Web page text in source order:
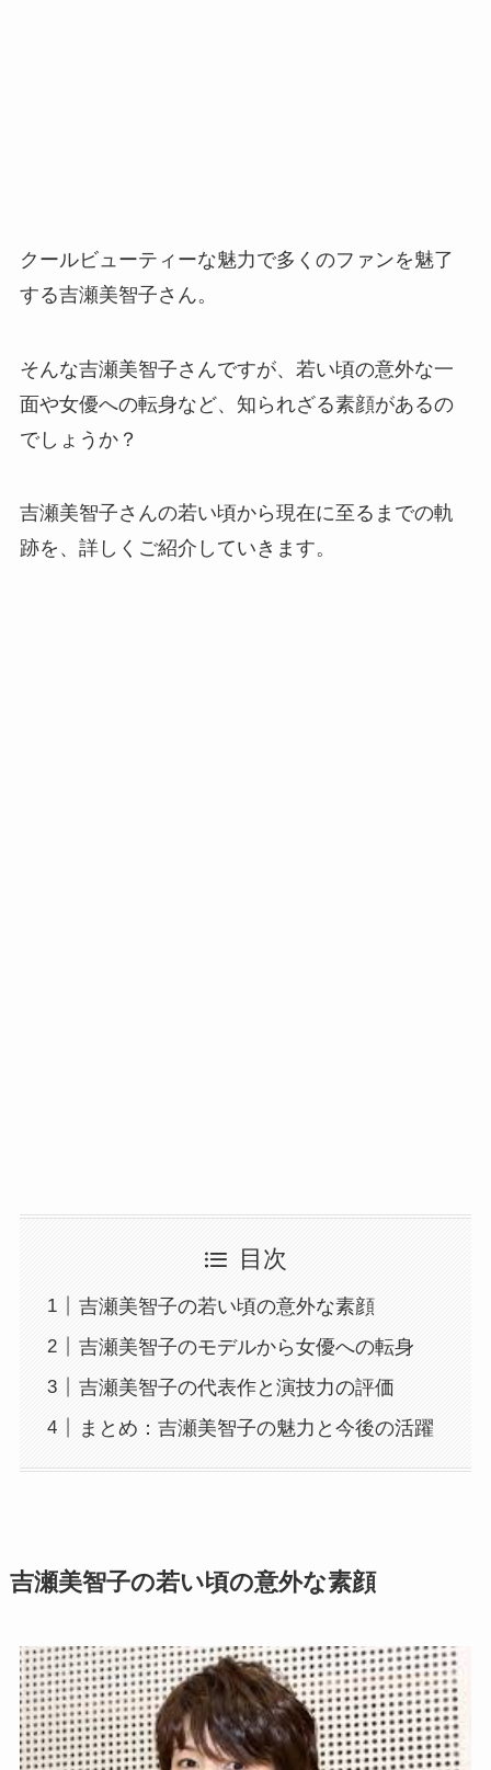
クールビューティーな魅力で多くのファンを魅了
する吉瀬美智子さん。
そんな吉瀬美智子さんですが、若い頃の意外な一
面や女優への転身など、知られざる素顔があるの
でしょうか？
吉瀬美智子さんの若い頃から現在に至るまでの軌
跡を、詳しくご紹介していきます。
目次
吉瀬美智子の若い頃の意外な素顔
吉瀬美智子のモデルから女優への転身
吉瀬美智子の代表作と演技力の評価
まとめ：吉瀬美智子の魅力と今後の活躍
吉瀬美智子の若い頃の意外な素顔